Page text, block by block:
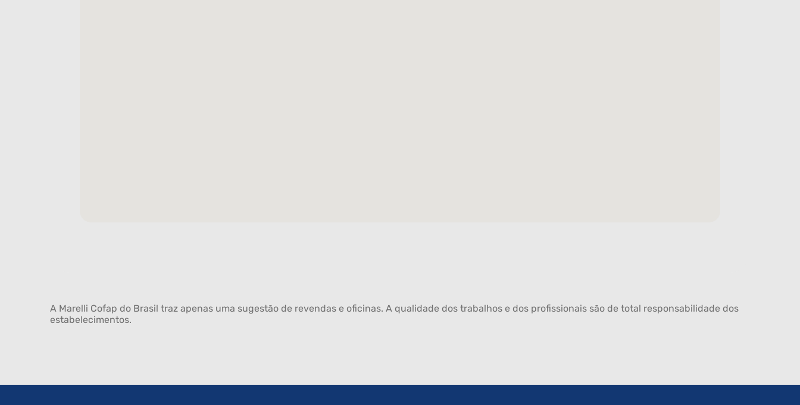
A Marelli Cofap do Brasil traz apenas uma sugestão de revendas e oficinas. A qualidade dos trabalhos e dos profissionais são de total responsabilidade dos
estabelecimentos.